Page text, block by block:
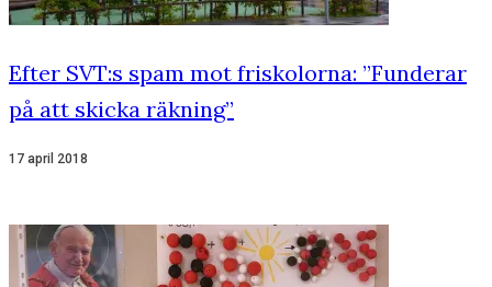
Efter SVT:s spam mot friskolorna: ”Funderar
på att skicka räkning”
17 april 2018